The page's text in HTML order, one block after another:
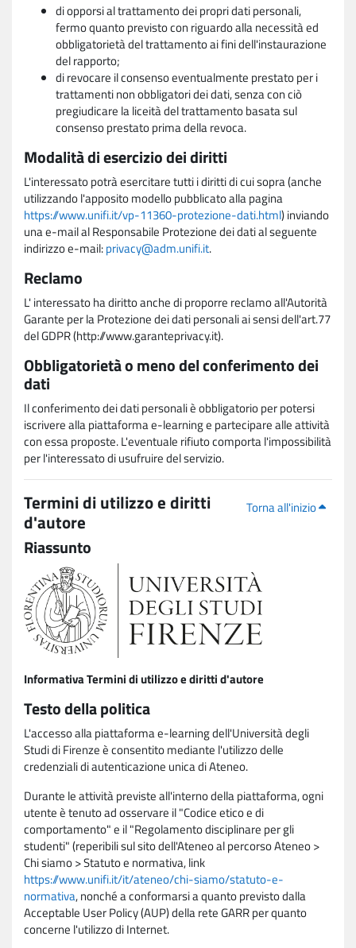
di opporsi al trattamento dei propri dati personali,
fermo quanto previsto con riguardo alla necessità ed
obbligatorietà del trattamento ai fini dell'instaurazione
del rapporto;
di revocare il consenso eventualmente prestato per i
trattamenti non obbligatori dei dati, senza con ciò
pregiudicare la liceità del trattamento basata sul
consenso prestato prima della revoca.
Modalità di esercizio dei diritti
L'interessato potrà esercitare tutti i diritti di cui sopra (anche
utilizzando l'apposito modello pubblicato alla pagina
https://www.unifi.it/vp-11360-protezione-dati.html) inviando
una e-mail al Responsabile Protezione dei dati al seguente
indirizzo e-mail:privacy@adm.unifi.it.
Reclamo
L' interessato ha diritto anche di proporre reclamo all'Autorità
Garante per la Protezione dei dati personali ai sensi dell'art.77
del GDPR (http://www.garanteprivacy.it).
Obbligatorietà o meno del conferimento dei
dati
Il conferimento dei dati personali è obbligatorio per potersi
iscrivere alla piattaforma e-learning e partecipare alle attività
con essa proposte. L'eventuale rifiuto comporta l'impossibilità
per l'interessato di usufruire del servizio.
Torna all'inizio
Termini di utilizzo e diritti
d'autore
Riassunto
Informativa Termini di utilizzo e diritti d'autore
Testo della politica
L'accesso alla piattaforma e-learning dell'Università degli
Studi di Firenze è consentito mediante l'utilizzo delle
credenziali di autenticazione unica di Ateneo.
Durante le attività previste all'interno della piattaforma, ogni
utente è tenuto ad osservare il "Codice etico e di
comportamento" e il "Regolamento disciplinare per gli
studenti" (reperibili sul sito dell'Ateneo al percorso Ateneo >
Chi siamo > Statuto e normativa, link
https://www.unifi.it/it/ateneo/chi-siamo/statuto-e-
normativa, nonché a conformarsi a quanto previsto dalla
Acceptable User Policy (AUP) della rete GARR per quanto
concerne l'utilizzo di Internet.